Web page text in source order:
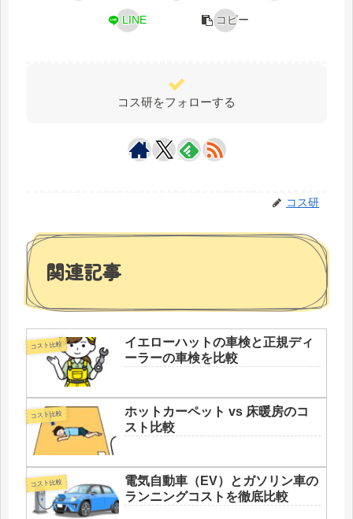
LINE コピー
コス研をフォローする
コス研
関連記事
コスト比較
イエローハットの車検と正規ディ
ーラーの車検を比較
コスト比較
ホットカーペット vs 床暖房のコ
スト比較
コスト比較
電気自動車（EV）とガソリン車の
ランニングコストを徹底比較